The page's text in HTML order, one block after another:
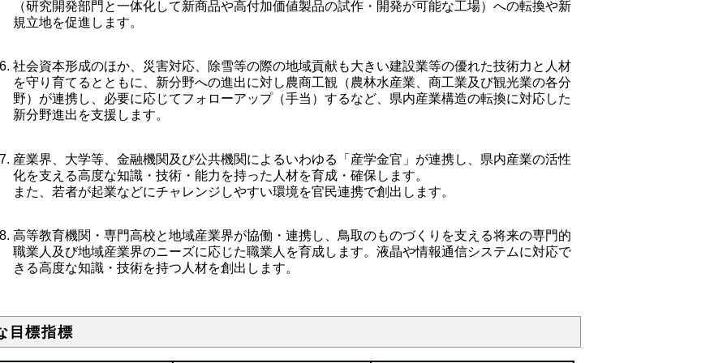
（研究開発部門と一体化して新商品や高付加価値製品の試作・開発が可能な工場）への転換や新
規立地を促進します。
社会資本形成のほか、災害対応、除雪等の際の地域貢献も大きい建設業等の優れた技術力と人材
を守り育てるとともに、新分野への進出に対し農商工観（農林水産業、商工業及び観光業の各分
野）が連携し、必要に応じてフォローアップ（手当）するなど、県内産業構造の転換に対応した
新分野進出を支援します。
産業界、大学等、金融機関及び公共機関によるいわゆる「産学金官」が連携し、県内産業の活性
化を支える高度な知識・技術・能力を持った人材を育成・確保します。
また、若者が起業などにチャレンジしやすい環境を官民連携で創出します。
高等教育機関・専門高校と地域産業界が協働・連携し、鳥取のものづくりを支える将来の専門的
職業人及び地域産業界のニーズに応じた職業人を育成します。液晶や情報通信システムに対応で
きる高度な知識・技術を持つ人材を創出します。
目標指標